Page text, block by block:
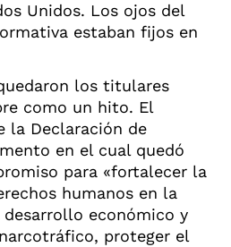
Unidos. Los ojos del
estaban fijos en
los titulares
como un hito. El
la Declaración de
en el cual quedó
para «fortalecer la
humanos en la
económico y
proteger el